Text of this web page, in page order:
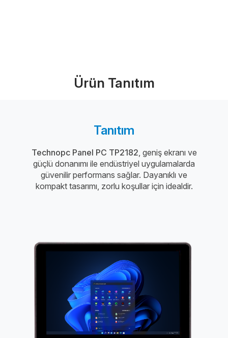
Ürün Tanıtım
Tanıtım
Technopc Panel PC TP2182, geniş ekranı ve
güçlü donanımı ile endüstriyel uygulamalarda
güvenilir performans sağlar. Dayanıklı ve
kompakt tasarımı, zorlu koşullar için idealdir.